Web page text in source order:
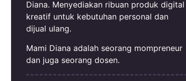
Diana. Menyediakan ribuan produk digital
kreatif untuk kebutuhan personal dan
dijual ulang.
Mami Diana adalah seorang mompreneur
dan juga seorang dosen.